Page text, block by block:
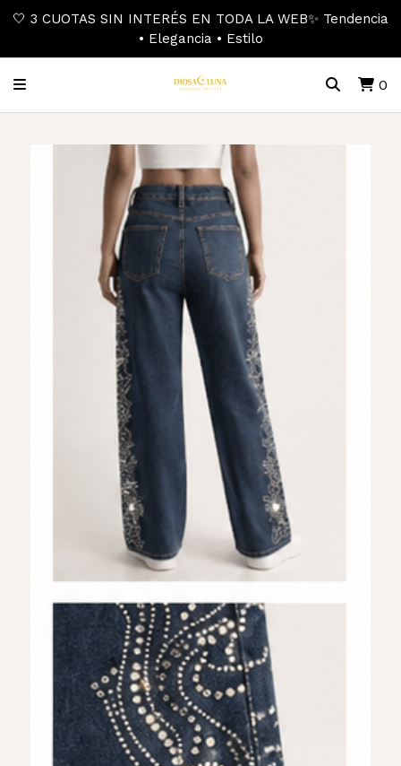
🤍 3 CUOTAS SIN INTERÉS EN TODA LA WEB✨ Tendencia
• Elegancia • Estilo
0